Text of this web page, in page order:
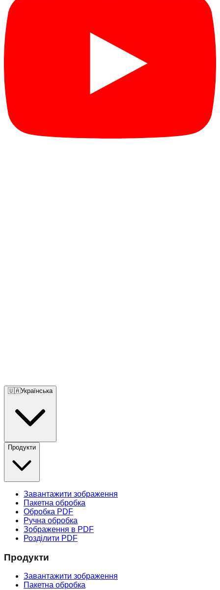
🇺🇦Українська
Продукти
Завантажити зображення
Пакетна обробка
Обробка PDF
Ручна обробка
Зображення в PDF
Розділити PDF
Продукти
Завантажити зображення
Пакетна обробка